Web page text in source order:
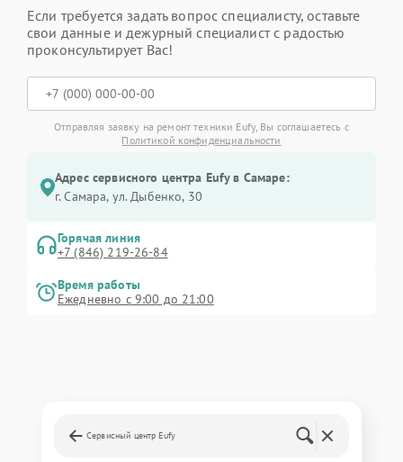
Если требуется задать вопрос специалисту, оставьте
свои данные и дежурный специалист с радостью
проконсультирует Вас!
Отправляя заявку на ремонт техники Eufy, Вы соглашаетесь с
Политикой конфиденциальности
Адрес сервисного центра Eufy в Самаре:
г. Самара, ул. Дыбенко, 30
Горячая линия
+7 (846) 219-26-84
Время работы
Ежедневно с 9:00 до 21:00
Сервисный центр Eufy